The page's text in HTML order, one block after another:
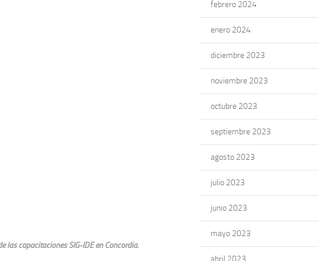
las capacitaciones SIG-IDE en Concordia.
febrero 2024
enero 2024
diciembre 2023
noviembre 2023
octubre 2023
septiembre 2023
agosto 2023
julio 2023
junio 2023
mayo 2023
abril 2023